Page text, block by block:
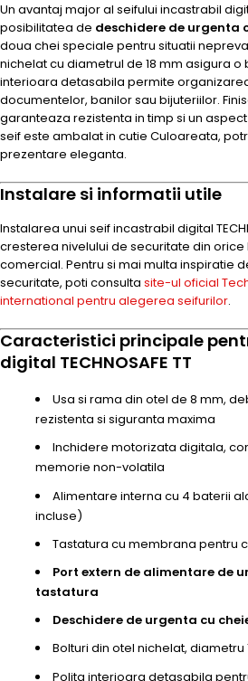
Un avantaj major al seifului incastrabil
posibilitatea de deschidere de urgenta
doua chei speciale pentru situatii
nichelat cu diametrul de 18 mm asigura
interioara detasabila permite
documentelor, banilor sau bijuteriilor.
garanteaza rezistenta in timp si un
seif este ambalat in cutie Culoareata,
prezentare eleganta.
Instalare si informatii utile
Instalarea unui seif incastrabil digital
cresterea nivelului de securitate din orice
comercial. Pentru si mai multa inspiratie
securitate, poti consulta site-ul oficial
international pentru alegerea seifurilor.
Caracteristici principale
digital TECHNOSAFE TT
Usa si rama din otel de 8 mm,
rezistenta si siguranta maxima
Inchidere motorizata digitala,
memorie non-volatila
Alimentare interna cu 4 baterii
incluse)
Tastatura cu membrana pentru
Port extern de alimentare de
tastatura
Deschidere de urgenta cu
Bolturi din otel nichelat, diametru
Polita interioara detasabila